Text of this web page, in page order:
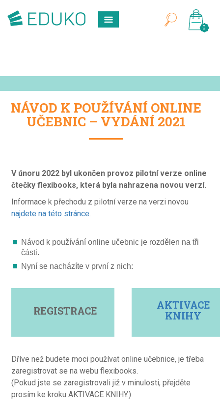
0
NÁVOD K POUŽÍVÁNÍ ONLINE
UČEBNIC – VYDÁNÍ 2021
V únoru 2022 byl ukončen provoz pilotní verze online
čtečky flexibooks, která byla nahrazena novou verzí.
Informace k přechodu z pilotní verze na verzi novou
najdete na této stránce.
Návod k používání online učebnic je rozdělen na tři
části.
Nyní se nacházíte v první z nich:
REGISTRACE
AKTIVACE
KNIHY
Dříve než budete moci používat online učebnice, je třeba
zaregistrovat se na webu flexibooks.
(Pokud jste se zaregistrovali již v minulosti, přejděte
prosím ke kroku AKTIVACE KNIHY.)